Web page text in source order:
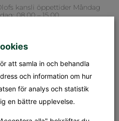
kansli öppettider Måndag
08.00 – 15.00
9 AUGUSTI KL.18.00
söndagen efter trefaldighet
Petersson Musiker:
att samla in och behandla
och information om hur
för analys och statistik
en bättre upplevelse.